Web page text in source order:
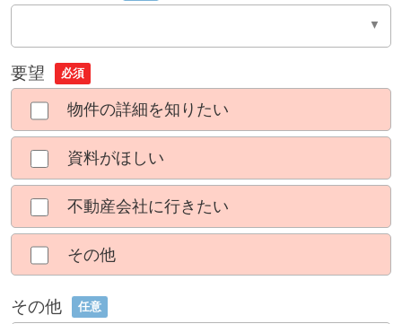
要望 必須
物件の詳細を知りたい
資料がほしい
不動産会社に行きたい
その他
その他 任意